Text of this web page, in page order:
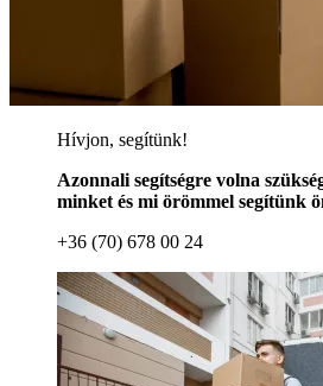
Hívjon, segítünk!
Azonnali segítségre volna
minket és mi örömmel segítünk
+36 (70) 678 00 24